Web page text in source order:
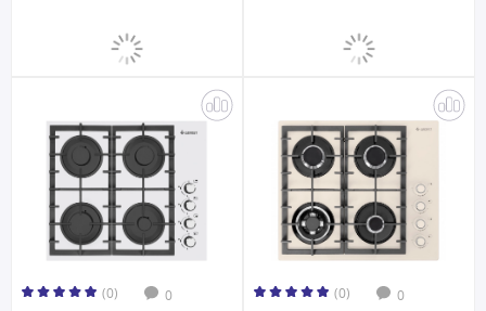
(0) 0 (0) 0